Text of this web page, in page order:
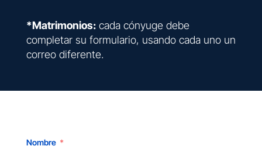
*Matrimonios:cada cónyuge debe
completar su formulario, usando cada uno un
correo diferente.
Nombre